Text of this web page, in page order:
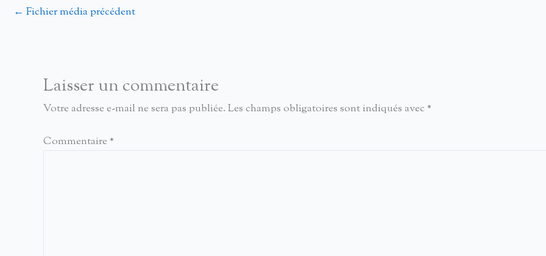
← Fichier média précédent
Laisser un commentaire
Votre adresse e-mail ne sera pas publiée. Les champs obligatoires sont indiqués avec *
Commentaire *